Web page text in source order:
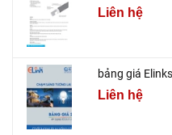
Liên hệ
bảng giá Elinks
Liên hệ